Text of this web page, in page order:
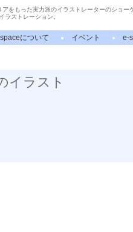
をもった実力派のイラストレーターのショー
ラストレーション。
について イベント e-
イラスト